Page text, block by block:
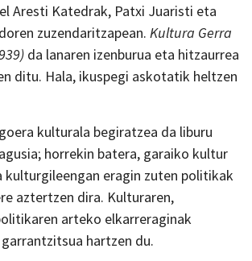
Aresti Katedrak, Patxi Juaristi eta
zuzendaritzapean. Kultura Gerra
da lanaren izenburua eta hitzaurrea
ditu. Hala, ikuspegi askotatik heltzen
kulturala begiratzea da liburu
horrekin batera, garaiko kultur
kulturgileengan eragin zuten politikak
aztertzen dira. Kulturaren,
arteko elkarreraginak
hartzen du.